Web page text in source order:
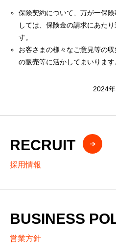
保険契約について、万が一保
しては、保険金の請求にあた
す。
お客さまの様々なご意見等の
の販売等に活かしてまいります
2024
RECRUIT
採用情報
BUSINESS
営業方針